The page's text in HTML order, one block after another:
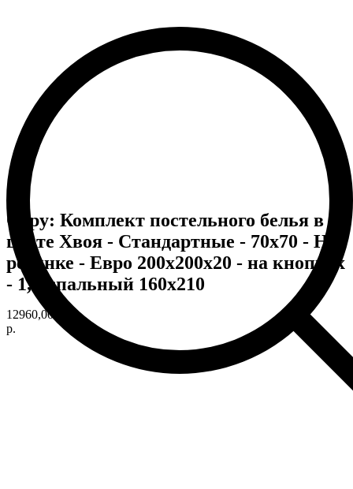
Copy: Комплект постельного белья в
цвете Хвоя - Стандартные - 70х70 - На
резинке - Евро 200х200х20 - на кнопках
- 1,5-спальный 160х210
12960,00
р.